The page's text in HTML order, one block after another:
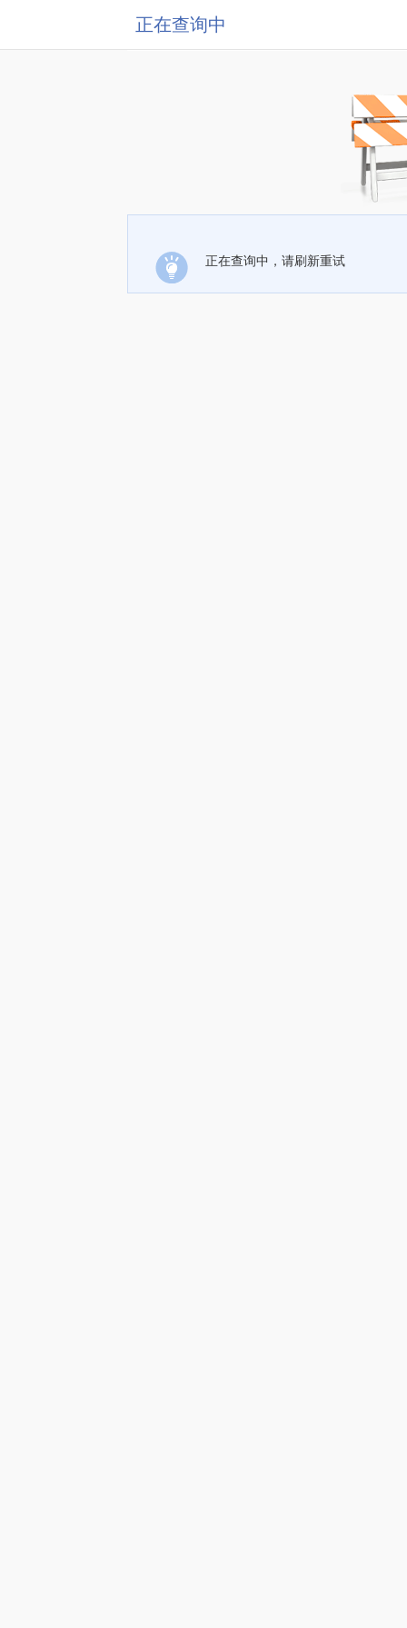
正在查询中
正在查询中，请刷新重试